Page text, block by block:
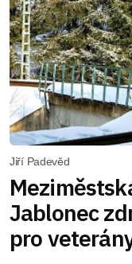
Jiří Padevěd
Jablonec
pro